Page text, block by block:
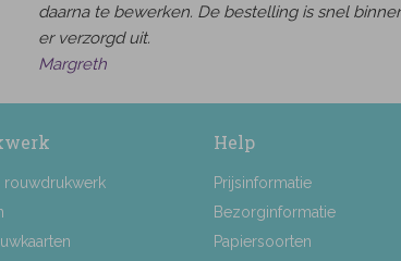
daarna te bewerken. De bestelling is snel
er verzorgd uit.
Margreth
Help
Prijsinformatie
Bezorginformatie
Papiersoorten